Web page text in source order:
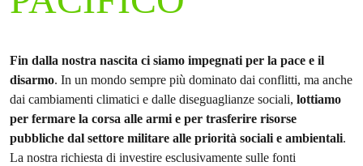
Fin dalla nostra nascita ci siamo impegnati per la pace e il
disarmo. In un mondo sempre più dominato dai conflitti, ma anche
dai cambiamenti climatici e dalle diseguaglianze sociali, lottiamo
per fermare la corsa alle armi e per trasferire risorse
pubbliche dal settore militare alle priorità sociali e ambientali.
La nostra richiesta di investire esclusivamente sulle fonti